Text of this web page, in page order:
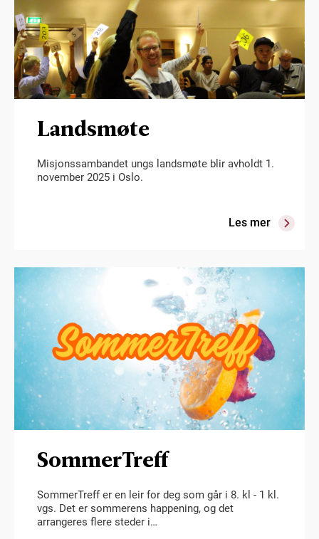
Landsmøte
Misjonssambandet ungs landsmøte blir avholdt 1.
november 2025 i Oslo.
Les mer
SommerTreff
SommerTreff er en leir for deg som går i 8. kl - 1 kl.
vgs. Det er sommerens happening, og det
arrangeres flere steder i…